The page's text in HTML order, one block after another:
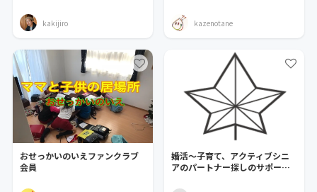
kakijiro kazenotane
おせっかいのいえファンクラブ
会員
婚活～子育て、アクティブシニ
アのパートナー探しのサポート